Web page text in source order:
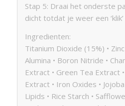
Stap 5: Draai het onderste
dicht totdat je weer een
Ingredienten:
Titanium Dioxide (15%) •
Alumina • Boron Nitride •
Extract • Green Tea Extract
Extract • Iron Oxides • Jojoba
Lipids • Rice Starch •